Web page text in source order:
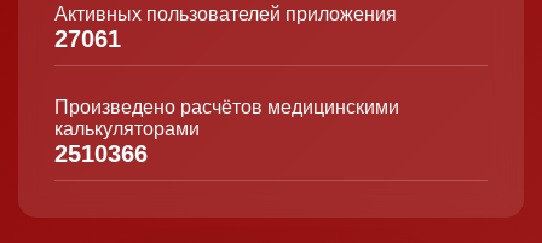
Активных пользователей приложения
27061
Произведено расчётов медицинскими
калькуляторами
2510366